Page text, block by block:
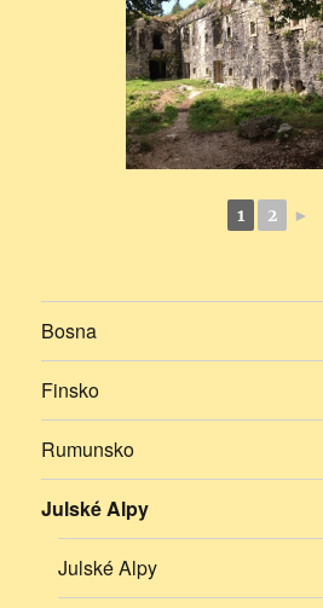
1 2 ►
Bosna
Finsko
Rumunsko
Julské Alpy
Julské Alpy